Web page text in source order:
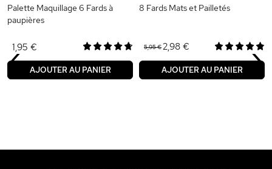
Palette Maquillage 6 Fards à
paupières
1,95 €
AJOUTER AU PANIER
8 Fards Mats et Pailletés
5,95 €2,98 €
AJOUTER AU PANIER
‹ ›